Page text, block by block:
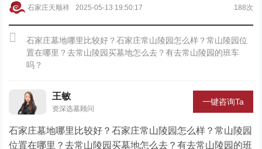
石家庄天顺祥 2025-05-13 19:50:17 188次
石家庄墓地哪里比较好？石家庄常山陵园怎么样？常山陵园位
置在哪里？去常山陵园买墓地怎么去？有去常山陵园的班车
吗？
王敏
资深选墓顾问
一键咨询Ta
石家庄墓地哪里比较好？石家庄常山陵园怎么样？常山陵园
位置在哪里？去常山陵园买墓地怎么去？有去常山陵园的班